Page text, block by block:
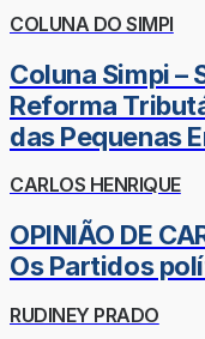
COLUNA DO SIMPI
Coluna Simpi –
Reforma
das Pequenas
CARLOS HENRIQUE
OPINIÃO DE
Os Partidos
RUDINEY PRADO